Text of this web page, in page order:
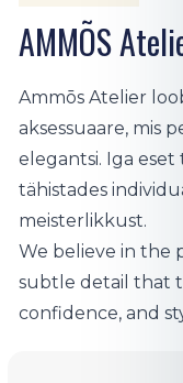
AMMÕS Atelier
Ammōs Atelier
aksessuaare, mis
elegantsi. Iga eset
tähistades
meisterlikkust.
We believe in the
subtle detail that
confidence, and